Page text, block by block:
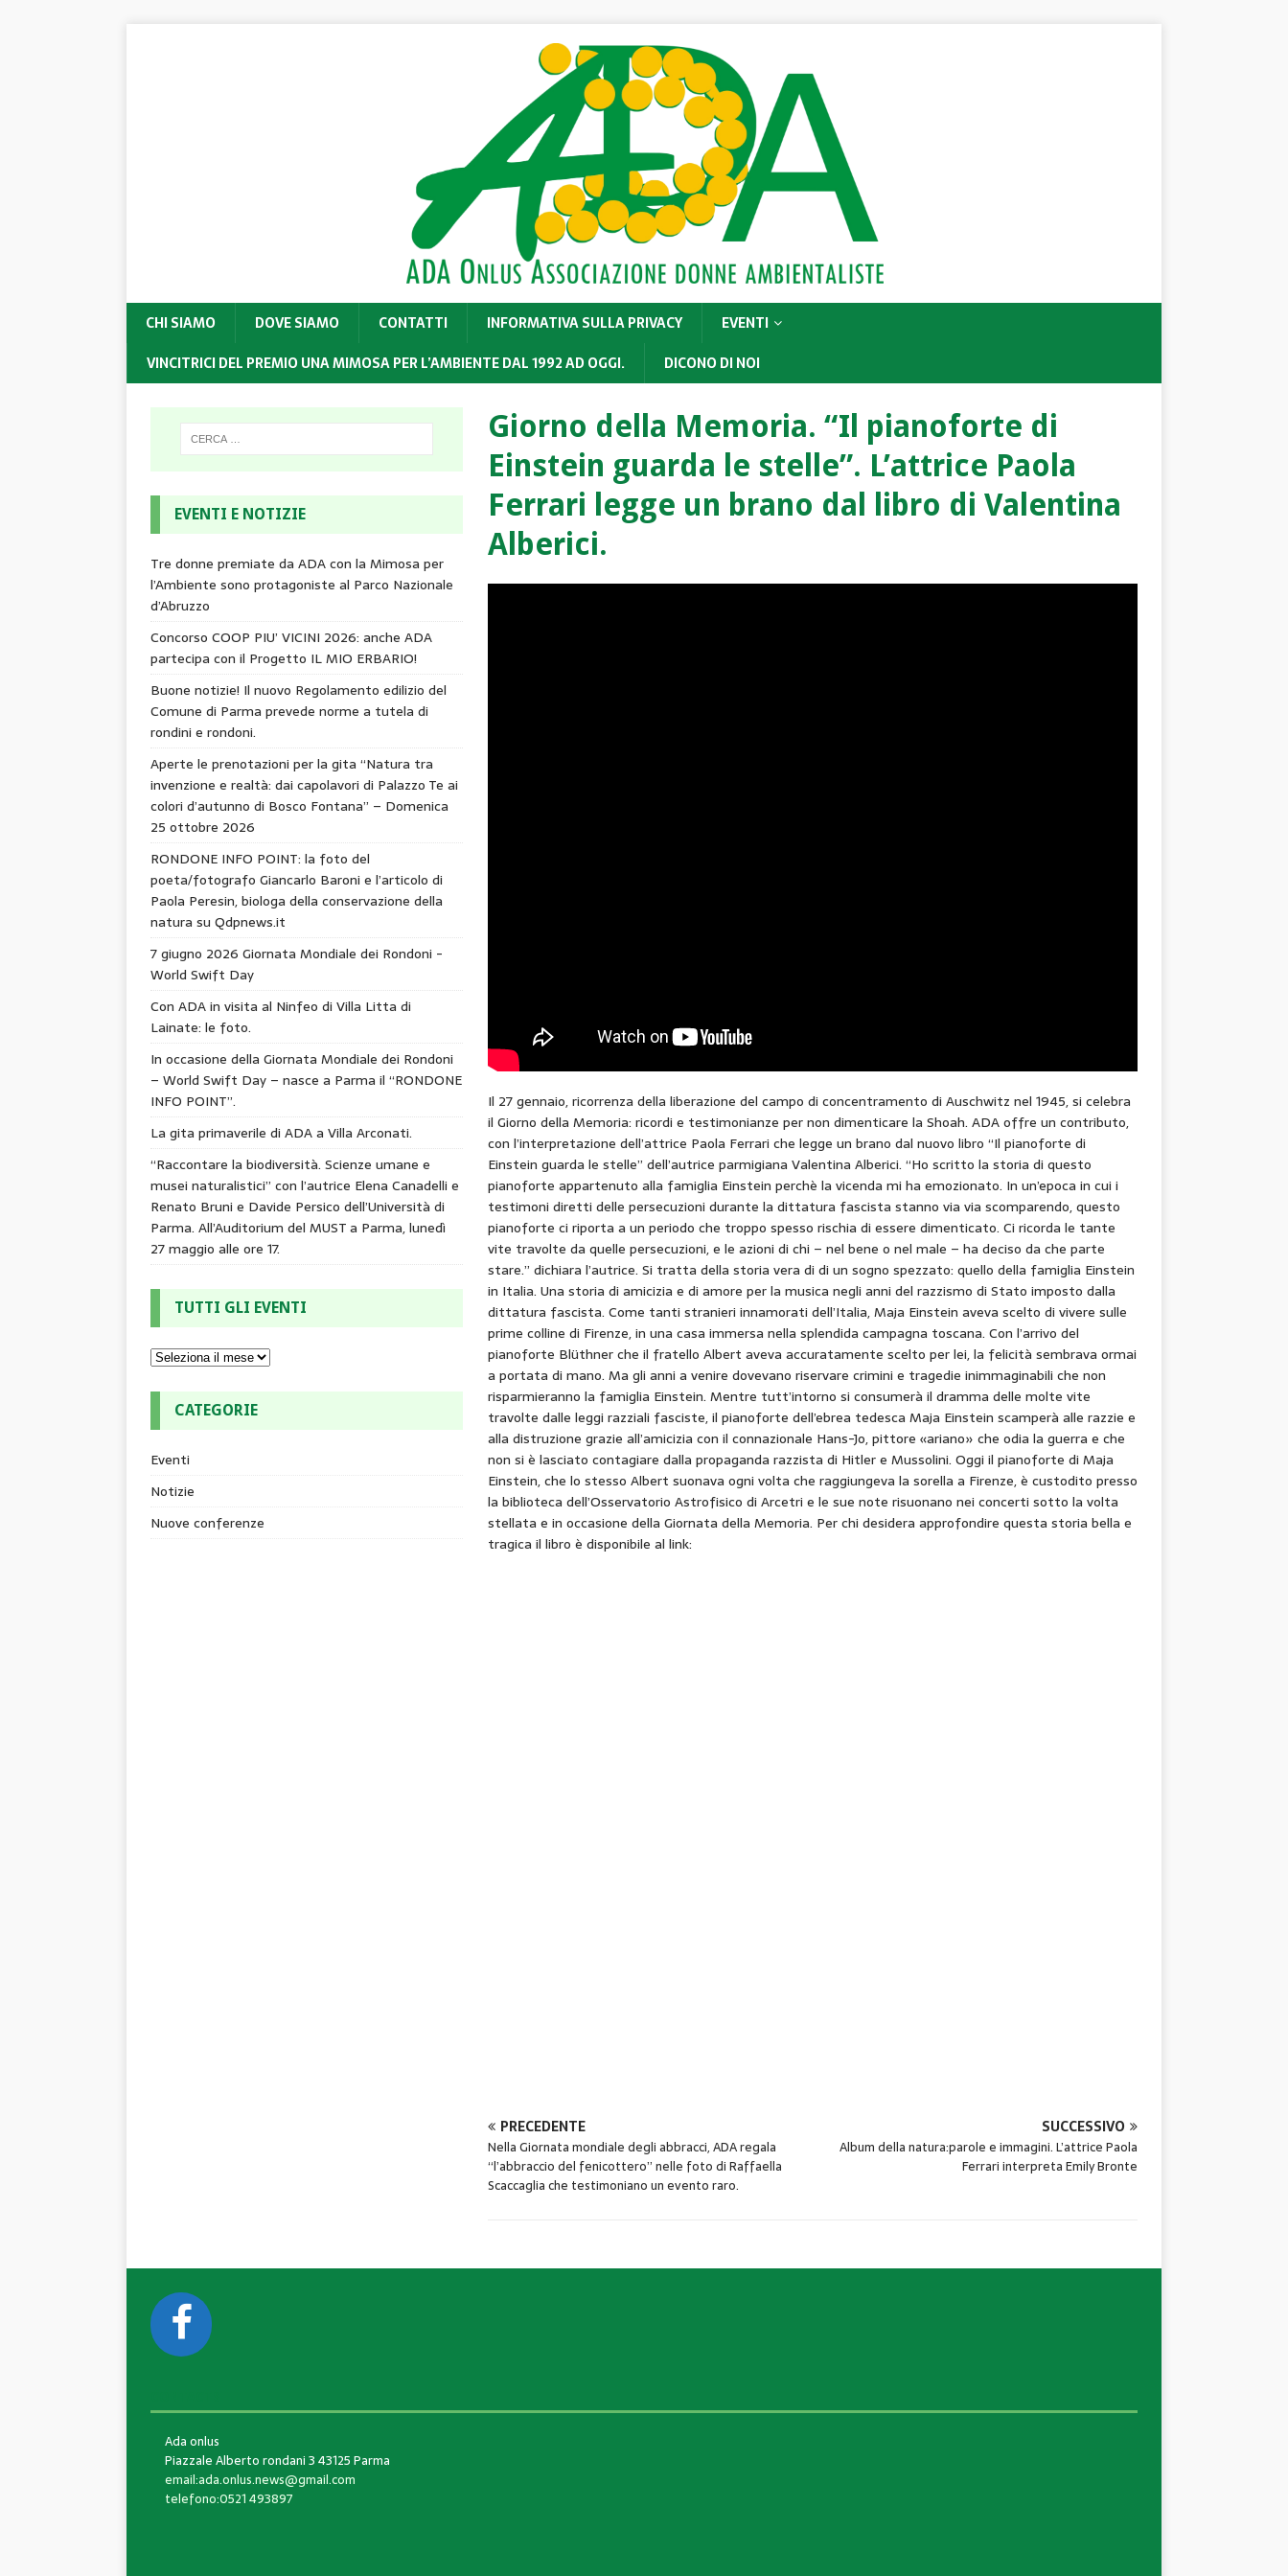
CHI SIAMO DOVE SIAMO CONTATTI INFORMATIVA SULLA PRIVACY
EVENTI
VINCITRICI DEL PREMIO UNA MIMOSA PER L’AMBIENTE DAL 1992 AD OGGI.
DICONO DI NOI
Giorno della Memoria. “Il pianoforte di
Einstein guarda le stelle”. L’attrice Paola
Ferrari legge un brano dal libro di Valentina
Alberici.
Il 27 gennaio, ricorrenza della liberazione del campo di concentramento di Auschwitz nel 1945, si celebra
il Giorno della Memoria: ricordi e testimonianze per non dimenticare la Shoah. ADA offre un contributo,
con l’interpretazione dell’attrice Paola Ferrari che legge un brano dal nuovo libro “Il pianoforte di
Einstein guarda le stelle” dell’autrice parmigiana Valentina Alberici. “Ho scritto la storia di questo
pianoforte appartenuto alla famiglia Einstein perchè la vicenda mi ha emozionato. In un’epoca in cui i
testimoni diretti delle persecuzioni durante la dittatura fascista stanno via via scomparendo, questo
pianoforte ci riporta a un periodo che troppo spesso rischia di essere dimenticato. Ci ricorda le tante
vite travolte da quelle persecuzioni, e le azioni di chi – nel bene o nel male – ha deciso da che parte
stare.” dichiara l’autrice. Si tratta della storia vera di di un sogno spezzato: quello della famiglia Einstein
in Italia. Una storia di amicizia e di amore per la musica negli anni del razzismo di Stato imposto dalla
dittatura fascista. Come tanti stranieri innamorati dell’Italia, Maja Einstein aveva scelto di vivere sulle
prime colline di Firenze, in una casa immersa nella splendida campagna toscana. Con l’arrivo del
pianoforte Blüthner che il fratello Albert aveva accuratamente scelto per lei, la felicità sembrava ormai
a portata di mano. Ma gli anni a venire dovevano riservare crimini e tragedie inimmaginabili che non
risparmieranno la famiglia Einstein. Mentre tutt’intorno si consumerà il dramma delle molte vite
travolte dalle leggi razziali fasciste, il pianoforte dell’ebrea tedesca Maja Einstein scamperà alle razzie e
alla distruzione grazie all’amicizia con il connazionale Hans-Jo, pittore «ariano» che odia la guerra e che
non si è lasciato contagiare dalla propaganda razzista di Hitler e Mussolini. Oggi il pianoforte di Maja
Einstein, che lo stesso Albert suonava ogni volta che raggiungeva la sorella a Firenze, è custodito presso
la biblioteca dell’Osservatorio Astrofisico di Arcetri e le sue note risuonano nei concerti sotto la volta
stellata e in occasione della Giornata della Memoria. Per chi desidera approfondire questa storia bella e
tragica il libro è disponibile al link:
PRECEDENTE
Nella Giornata mondiale degli abbracci, ADA regala
“l’abbraccio del fenicottero” nelle foto di Raffaella
Scaccaglia che testimoniano un evento raro.
SUCCESSIVO
Album della natura:parole e immagini. L’attrice Paola
Ferrari interpreta Emily Bronte
EVENTI E NOTIZIE
Tre donne premiate da ADA con la Mimosa per
l’Ambiente sono protagoniste al Parco Nazionale
d’Abruzzo
Concorso COOP PIU’ VICINI 2026: anche ADA
partecipa con il Progetto IL MIO ERBARIO!
Buone notizie! Il nuovo Regolamento edilizio del
Comune di Parma prevede norme a tutela di
rondini e rondoni.
Aperte le prenotazioni per la gita “Natura tra
invenzione e realtà: dai capolavori di Palazzo Te ai
colori d’autunno di Bosco Fontana” – Domenica
25 ottobre 2026
RONDONE INFO POINT: la foto del
poeta/fotografo Giancarlo Baroni e l’articolo di
Paola Peresin, biologa della conservazione della
natura su Qdpnews.it
7 giugno 2026 Giornata Mondiale dei Rondoni -
World Swift Day
Con ADA in visita al Ninfeo di Villa Litta di
Lainate: le foto.
In occasione della Giornata Mondiale dei Rondoni
– World Swift Day – nasce a Parma il “RONDONE
INFO POINT”.
La gita primaverile di ADA a Villa Arconati.
“Raccontare la biodiversità. Scienze umane e
musei naturalistici” con l’autrice Elena Canadelli e
Renato Bruni e Davide Persico dell’Università di
Parma. All’Auditorium del MUST a Parma, lunedì
27 maggio alle ore 17.
TUTTI GLI EVENTI
CATEGORIE
Eventi
Notizie
Nuove conferenze
Ada onlus
Piazzale Alberto rondani 3 43125 Parma
email:ada.onlus.news@gmail.com
telefono:0521 493897